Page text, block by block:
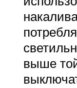
выше